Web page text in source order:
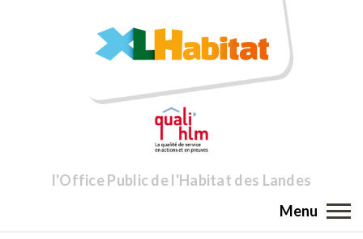
l'Office Public de l'Habitat des Landes
Menu